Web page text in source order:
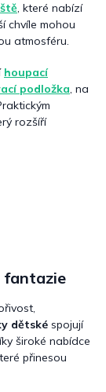
, které nabízí
chvíle mohou
atmosféru.
houpací
podložka, na
rozšíří
fantazie
dětské spojují
široké nabídce
přinesou